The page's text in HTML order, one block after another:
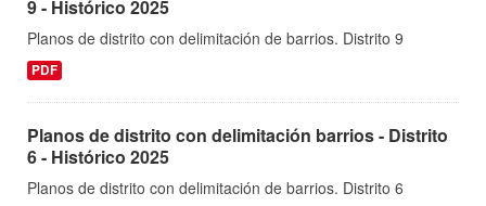
9 - Histórico 2025
Planos de distrito con delimitación de barrios. Distrito 9
PDF
Planos de distrito con delimitación barrios - Distrito
6 - Histórico 2025
Planos de distrito con delimitación de barrios. Distrito 6